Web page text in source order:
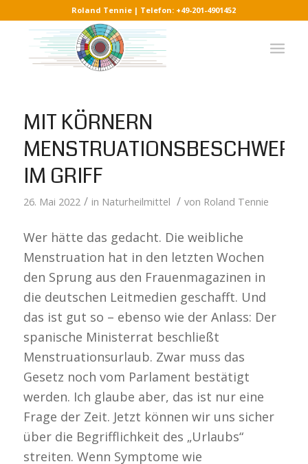
Roland Tennie | Telefon: +49-201-4901452
MIT KÖRNERN
IM GRIFF
26. Mai 2022 / in Naturheilmittel / von Roland Tennie
Wer hätte das gedacht. Die weibliche
Menstruation hat in den letzten Wochen
den Sprung aus den Frauenmagazinen in
die deutschen Leitmedien geschafft. Und
das ist gut so – ebenso wie der Anlass: Der
spanische Ministerrat beschließt
Menstruationsurlaub. Zwar muss das
Gesetz noch vom Parlament bestätigt
werden. Ich glaube aber, das ist nur eine
Frage der Zeit. Jetzt können wir uns sicher
über die Begrifflichkeit des „Urlaubs“
streiten. Wenn Symptome wie